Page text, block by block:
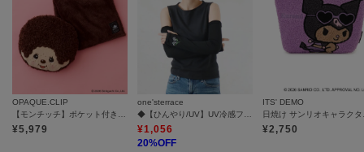
OPAQUE.CLIP
【モンチッチ】ポケット付きブランケット入りフェイス型クッション
¥5,979
one'sterrace
◆【ひんやり/UV】UV冷感フラワー アームカバー 指無
¥1,056
20%OFF
ITS' DEMO
日焼
¥2,750